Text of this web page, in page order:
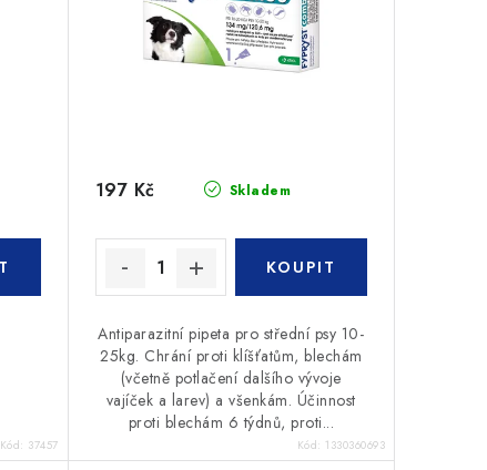
Kód: 37457
Skladem
197 Kč
Antiparazitní pipeta pro střední psy 10-
25kg. Chrání proti klíšťatům, blechám
(včetně potlačení dalšího vývoje
vajíček a larev) a všenkám. Účinnost
proti blechám 6 týdnů, proti...
Kód: 1330360693